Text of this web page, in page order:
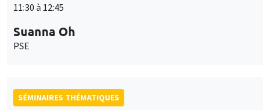
11:30 à 12:45
Suanna Oh
PSE
SÉMINAIRES THÉMATIQUES